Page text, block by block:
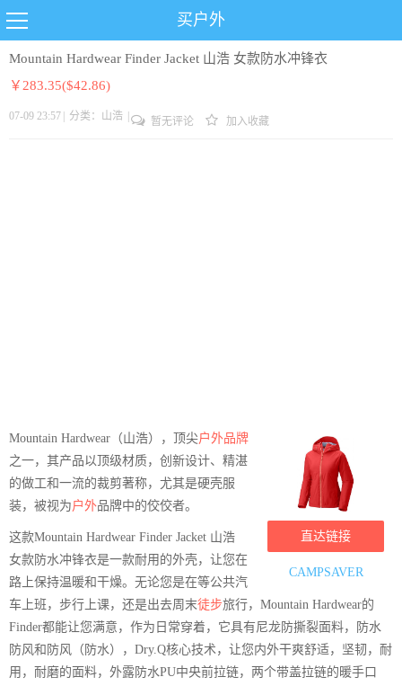
买户外
Mountain Hardwear Finder Jacket 山浩 女款防水冲锋衣
￥283.35($42.86)
07-09 23:57 分类： 山浩 暂无评论 加入收藏
直达链接
CAMPSAVER
Mountain Hardwear（山浩），顶尖户外品牌
之一，其产品以顶级材质，创新设计、精湛
的做工和一流的裁剪著称，尤其是硬壳服
装，被视为户外品牌中的佼佼者。
这款Mountain Hardwear Finder Jacket 山浩
女款防水冲锋衣是一款耐用的外壳，让您在
路上保持温暖和干燥。无论您是在等公共汽
车上班，步行上课，还是出去周末徒步旅行，Mountain Hardwear的
Finder都能让您满意，作为日常穿着，它具有尼龙防撕裂面料，防水
防风和防风（防水），Dry.Q核心技术，让您内外干爽舒适，坚韧，耐
用，耐磨的面料，外露防水PU中央前拉链，两个带盖拉链的暖手口